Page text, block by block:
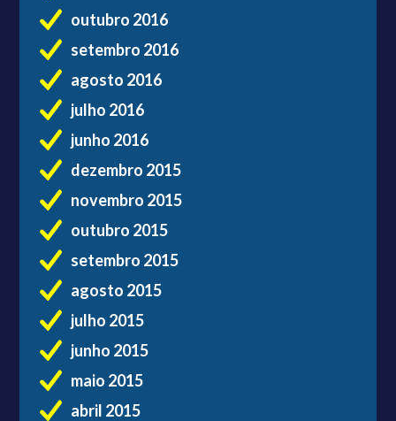
outubro 2016
setembro 2016
agosto 2016
julho 2016
junho 2016
dezembro 2015
novembro 2015
outubro 2015
setembro 2015
agosto 2015
julho 2015
junho 2015
maio 2015
abril 2015